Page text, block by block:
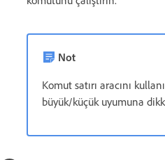
Not
Komut satırı aracını
büyük/küçük uyumuna